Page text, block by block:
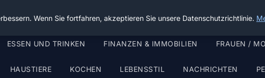
ESSEN UND TRINKEN FINANZEN & IMMOBILIEN FRAUEN /
HAUSTIERE KOCHEN LEBENSSTIL NACHRICHTEN
Wenn Sie fortfahren, akzeptieren Sie unsere Datenschutzrichtlinie.